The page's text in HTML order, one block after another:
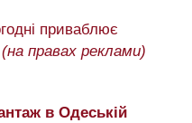
приваблює
(на правах реклами)
в Одеській